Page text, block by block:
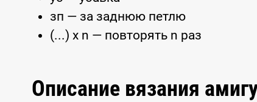
зп — за заднюю петлю
(...) x n — повторять n раз
Описание вязания